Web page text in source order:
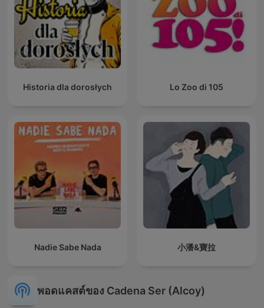
Historia dla dorosłych Lo Zoo di 105
Nadie Sabe Nada 小潘&寶拉
พอดแคสต์ของ Cadena Ser (Alcoy)